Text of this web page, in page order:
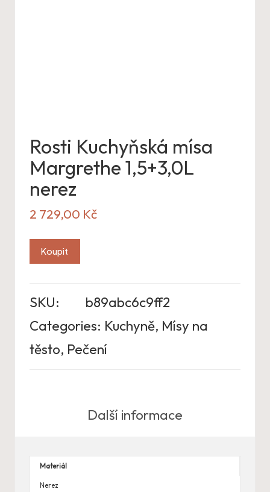
Rosti Kuchyňská mísa
Margrethe 1,5+3,0L
nerez
2 729,00 Kč
Koupit
SKU:
b89abc6c9ff2
Categories: Kuchyně, Mísy na
těsto, Pečení
Další informace
Materiál
Nerez